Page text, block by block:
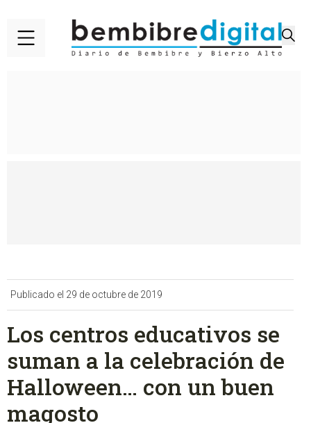
Publicado el 29 de octubre de 2019
Los centros educativos se
suman a la celebración de
Halloween… con un buen
magosto